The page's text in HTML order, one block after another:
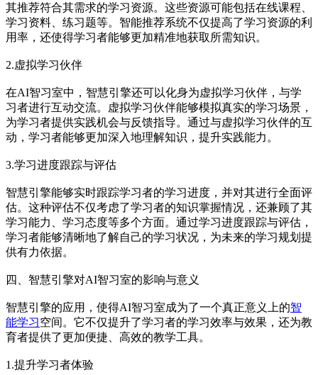
其推荐符合其需求的学习资源。这些资源可能包括在线课程、
学习资料、练习题等。智能推荐系统不仅提高了学习资源的利
用率，还使得学习者能够更加精准地获取所需知识。
2.虚拟学习伙伴
在AI智习室中，智慧引擎还可以化身为虚拟学习伙伴，与学
习者进行互动交流。虚拟学习伙伴能够模拟真实的学习场景，
为学习者提供实践机会与反馈指导。通过与虚拟学习伙伴的互
动，学习者能够更加深入地理解知识，提升实践能力。
3.学习进度跟踪与评估
智慧引擎能够实时跟踪学习者的学习进度，并对其进行全面评
估。这种评估不仅考虑了学习者的知识掌握情况，还兼顾了其
学习能力、学习态度等多个方面。通过学习进度跟踪与评估，
学习者能够清晰地了解自己的学习状况，为未来的学习规划提
供有力依据。
四、智慧引擎对AI智习室的影响与意义
智慧引擎的应用，使得AI智习室成为了一个真正意义上的智
能学习空间。它不仅提升了学习者的学习效率与效果，还为教
育者提供了更加便捷、高效的教学工具。
1.提升学习者体验